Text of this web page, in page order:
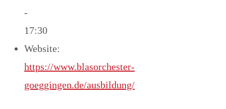
-
17:30
Website:
https://www.blasorchester-
goeggingen.de/ausbildung/